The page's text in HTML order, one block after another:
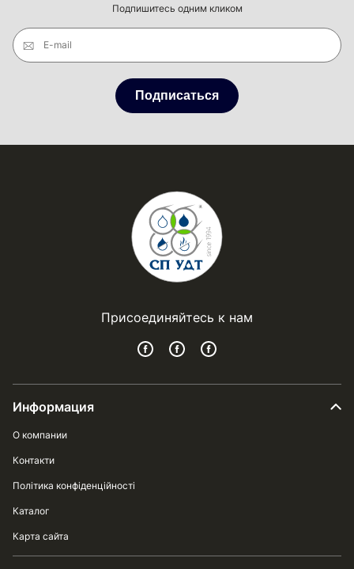
Подпишитесь одним кликом
E-mail
Подписаться
Присоединяйтесь к нам
Информация
О компании
Контакти
Політика конфіденційності
Каталог
Карта сайта